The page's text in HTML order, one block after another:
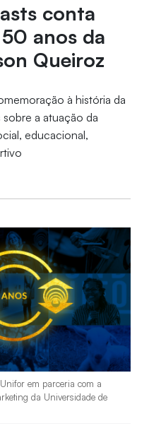
conta
anos da
Queiroz
à história da
a atuação da
educacional,
em parceria com a
da Universidade de